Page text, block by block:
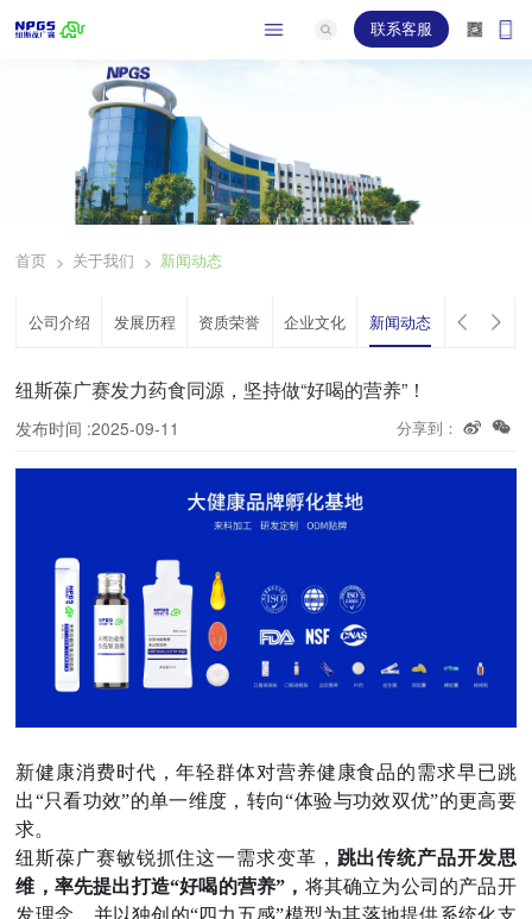
联系客服
首页 > 关于我们 > 新闻动态
公司介绍 发展历程 资质荣誉 企业文化 新闻动态
纽斯葆广赛发力药食同源，坚持做“好喝的营养”！
发布时间 :2025-09-11 分享到：
新健康消费时代，年轻群体对营养健康食品的需求早已跳
出“只看功效”的单一维度，转向“体验与功效双优”的更高要
求。
纽斯葆广赛敏锐抓住这一需求变革， 跳出传统产品开发思
维，率先提出打造“好喝的营养”， 将其确立为公司的产品开
发理念，并以独创的“四力五感”模型为其落地提供系统化支